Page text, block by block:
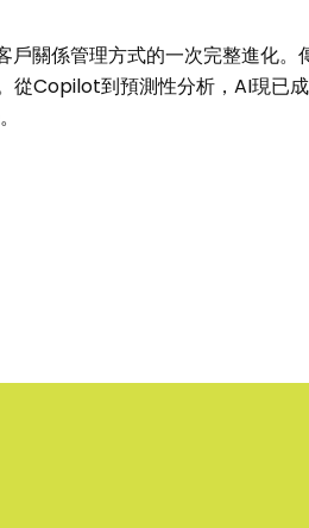
關係管理方式的一次完整進化
從Copilot到預測性分析，AI現已